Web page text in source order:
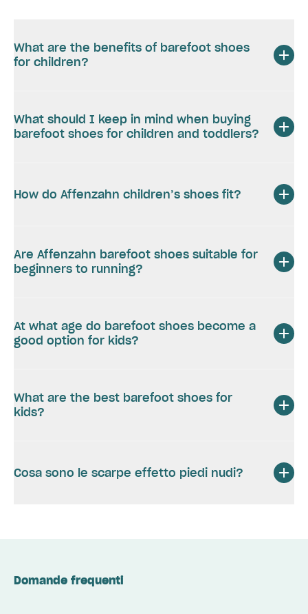
What are the benefits of barefoot shoes
for children?
What should I keep in mind when buying
barefoot shoes for children and toddlers?
How do Affenzahn children’s shoes fit?
Are Affenzahn barefoot shoes suitable for
beginners to running?
At what age do barefoot shoes become a
good option for kids?
What are the best barefoot shoes for
kids?
Cosa sono le scarpe effetto piedi nudi?
Domande frequenti